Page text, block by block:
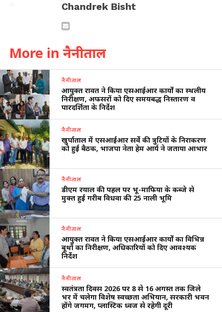
Chandrek Bisht
More in नैनीताल
नैनीताल
आयुक्त रावत ने किया एसआईआर कार्यों का स्थलीय
निरीक्षण, अफसरों को दिए समयबद्ध निस्तारण व
पारदर्शिता के निर्देश
नैनीताल
खुर्पाताल में एसआईआर सर्वे की त्रुटियों के निराकरण
को हुई बैठक, भाजपा नेता हेम आर्य ने जताया आभार
नैनीताल
डीएम रयाल की पहल पर भू-माफिया के कब्जे से
मुक्त हुई गरीब विधवा की 25 नाली भूमि
नैनीताल
आयुक्त रावत ने किया एसआईआर कार्यों का विभिन्न
बूथों का निरीक्षण, अधिकारियों को दिए आवश्यक
निर्देश
नैनीताल
स्वतंत्रता दिवस 2026 पर 8 से 16 अगस्त तक जिले
भर में चलेगा विशेष स्वच्छता अभियान, सरकारी भवन
होंगे जगमग, प्लास्टिक ध्वज से रहेगी दूरी